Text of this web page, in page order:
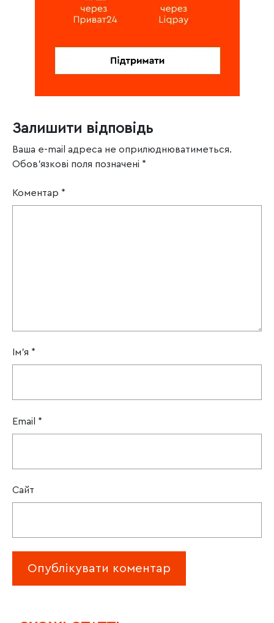
Залишити відповідь
Ваша e-mail адреса не оприлюднюватиметься.
Обов’язкові поля позначені *
Коментар *
Ім'я *
Email *
Сайт